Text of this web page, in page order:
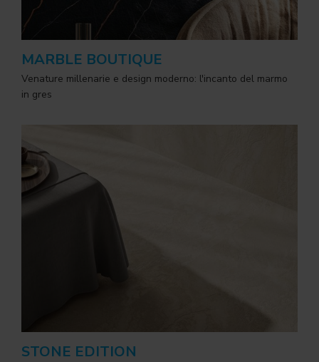
MARBLE BOUTIQUE
Venature millenarie e design moderno: l'incanto del marmo
in gres
STONE EDITION